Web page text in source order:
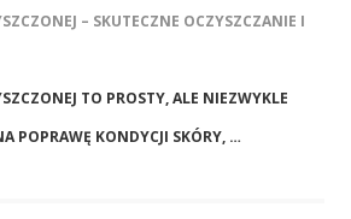
– SKUTECZNE OCZYSZCZANIE I
TO PROSTY, ALE NIEZWYKLE
POPRAWĘ KONDYCJI SKÓRY, …